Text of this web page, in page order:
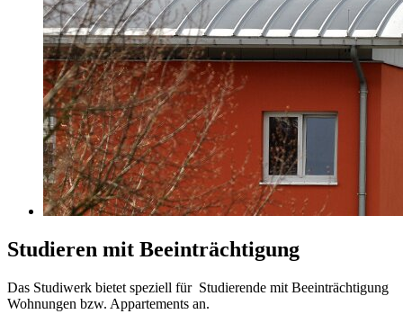
Studieren mit Beeinträchtigung
Das Studiwerk bietet speziell für Studierende mit Beeinträchtigung
Wohnungen bzw. Appartements an.